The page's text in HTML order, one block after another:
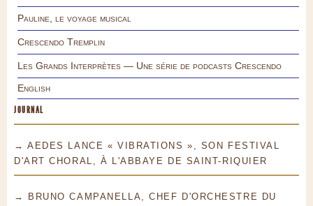
Pauline, le voyage musical
Crescendo Tremplin
Les Grands Interprètes — Une série de podcasts Crescendo
English
JOURNAL
→ AEDES LANCE « VIBRATIONS », SON FESTIVAL
D'ART CHORAL, À L'ABBAYE DE SAINT-RIQUIER
→ BRUNO CAMPANELLA, CHEF D'ORCHESTRE DU